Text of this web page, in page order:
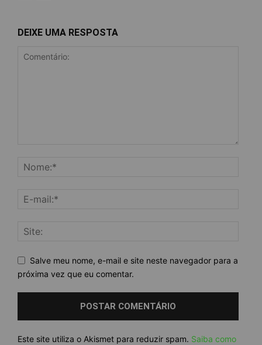
DEIXE UMA RESPOSTA
Salve meu nome, e-mail e site neste navegador para a
próxima vez que eu comentar.
Este site utiliza o Akismet para reduzir spam. Saiba como